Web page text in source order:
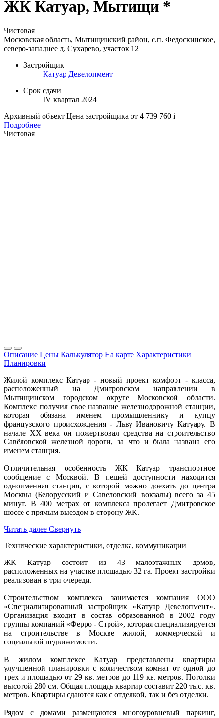
ЖК Катуар, Мытищи *
Чистовая
Московская область, Мытищинский район, с.п. Федоскинское,
северо-западнее д. Сухарево, участок 12
Застройщик
Катуар Девелопмент
Срок сдачи
IV квартал 2024
Архивный объект Цена застройщика от 4 739 760 i
Подробнее
Чистовая
Описание Цены Калькулятор На карте Характеристики
Планировки
Жилой комплекс Катуар - новый проект комфорт - класса,
расположенный на Дмитровском направлении в
Мытищинском городском округе Московской области.
Комплекс получил свое название железнодорожной станции,
которая обязана именем промышленнику и купцу
французского происхождения - Льву Ивановичу Катуару. В
начале XX века он пожертвовал средства на строительство
Савёловской железной дороги, за что и была названа его
именем станция.
Отличительная особенность ЖК Катуар транспортное
сообщение с Москвой. В пешей доступности находится
одноименная станция, с которой можно доехать до центра
Москвы (Белорусский и Савеловский вокзалы) всего за 45
минут. В 400 метрах от комплекса пролегает Дмитровское
шоссе с прямым выездом в сторону ЖК.
Читать далее Свернуть
Технические характеристики, отделка, коммуникации
ЖК Катуар состоит из 43 малоэтажных домов,
расположенных на участке площадью 32 га. Проект застройки
реализован в три очереди.
Строительством комплекса занимается компания ООО
«Специализированный застройщик «Катуар Девелопмент».
Организация входит в состав образованной в 2002 году
группы компаний «Ферро - Строй», которая специализируется
на строительстве в Москве жилой, коммерческой и
социальной недвижимости.
В жилом комплексе Катуар представлены квартиры
улучшенной планировки с количеством комнат от одной до
трех и площадью от 29 кв. метров до 119 кв. метров. Потолки
высотой 280 см. Общая площадь квартир составит 220 тыс. кв.
метров. Квартиры сдаются как с отделкой, так и без отделки.
Рядом с домами размещаются многоуровневый паркинг,